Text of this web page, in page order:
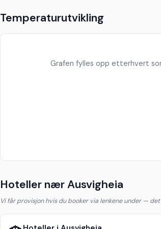
Temperaturutvikling
Grafen fylles opp etterhvert
Hoteller nær Ausvigheia
Vi får provisjon hvis du booker via lenkene under —